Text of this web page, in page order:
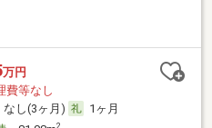
万円
費等なし
なし(3ヶ月)
1ヶ月
2